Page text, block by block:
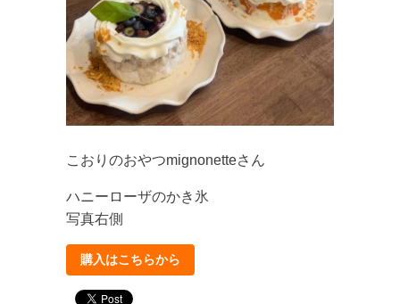
こおりのおやつmignonetteさん
ハニーローザのかき氷
写真右側
購入はこちらから